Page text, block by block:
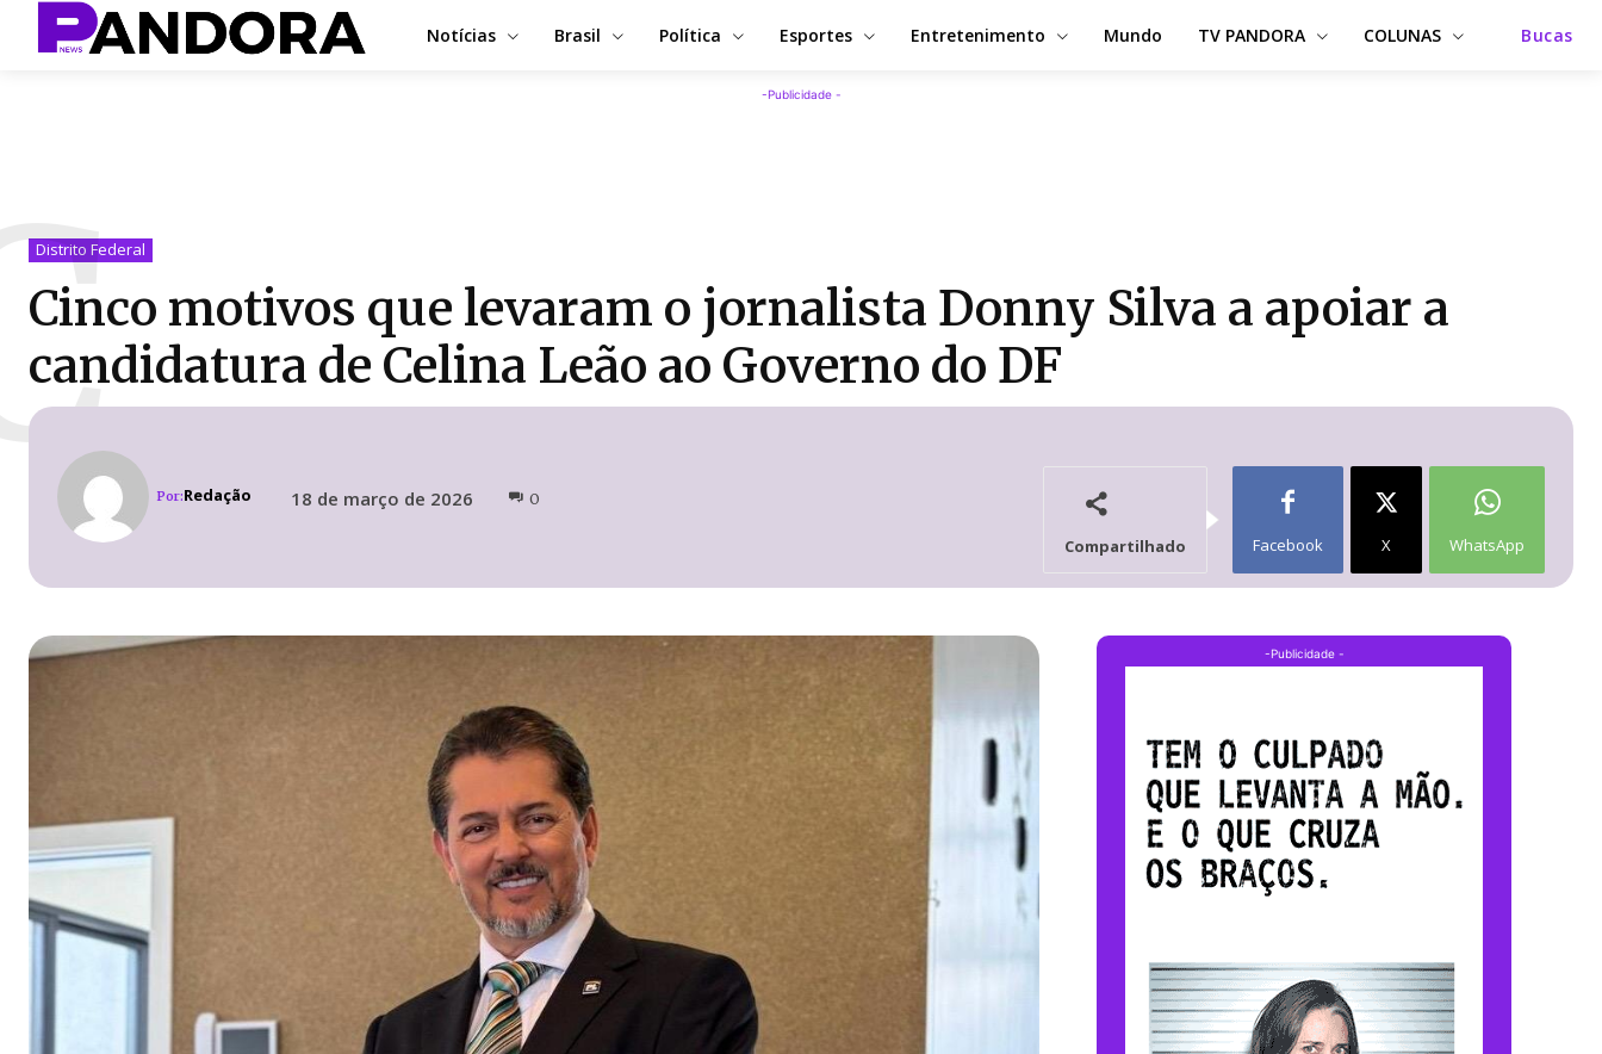
Notícias Brasil Política Esportes Entretenimento Mundo TV PANDORA COLUNAS Bucas
-Publicidade -
Distrito Federal
Cinco motivos que levaram o jornalista Donny Silva a apoiar a
candidatura de Celina Leão ao Governo do DF
Por:Redação 18 de março de 2026 0
Compartilhado Facebook X WhatsApp
-Publicidade -